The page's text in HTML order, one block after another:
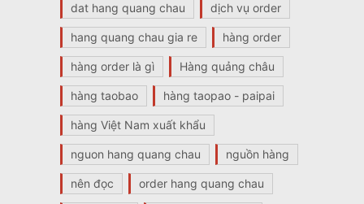
dat hang quang chau dịch vụ order
hang quang chau gia re hàng order
hàng order là gì Hàng quảng châu
hàng taobao hàng taopao - paipai
hàng Việt Nam xuất khẩu
nguon hang quang chau nguồn hàng
nên đọc order hang quang chau